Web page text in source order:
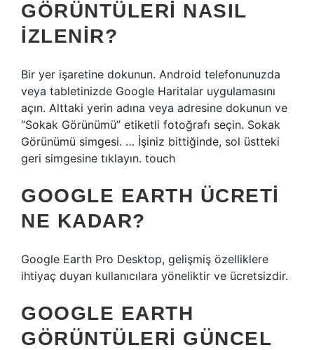
GÖRÜNTÜLERI NASIL
IZLENIR?
Bir yer işaretine dokunun. Android telefonunuzda
veya tabletinizde Google Haritalar uygulamasını
açın. Alttaki yerin adına veya adresine dokunun ve
“Sokak Görünümü” etiketli fotoğrafı seçin. Sokak
Görünümü simgesi. … İşiniz bittiğinde, sol üstteki
geri simgesine tıklayın. touch
GOOGLE EARTH ÜCRETI
NE KADAR?
Google Earth Pro Desktop, gelişmiş özelliklere
ihtiyaç duyan kullanıcılara yöneliktir ve ücretsizdir.
GOOGLE EARTH
GÖRÜNTÜLERI GÜNCEL